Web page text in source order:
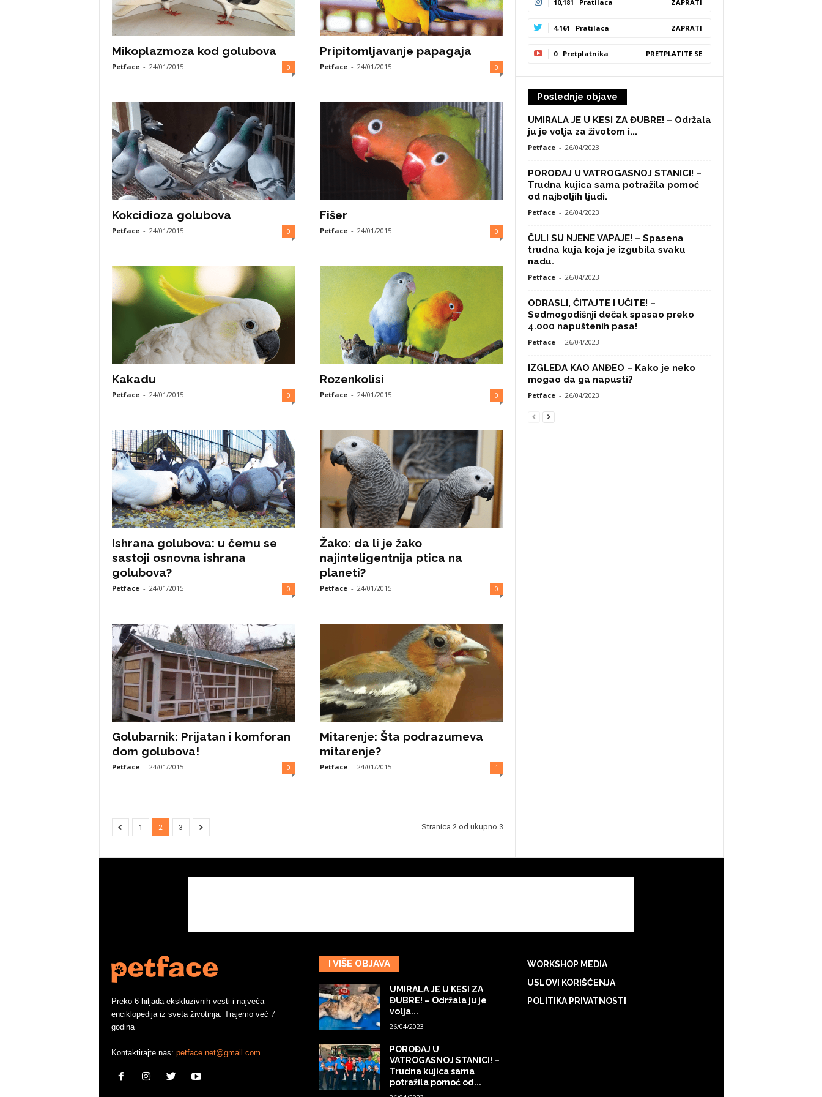
Mikoplazmoza kod golubova
Petface - 24/01/2015 0
Pripitomljavanje papagaja
Petface - 24/01/2015 0
Kokcidioza golubova
Petface - 24/01/2015 0
Fišer
Petface - 24/01/2015 0
Kakadu
Petface - 24/01/2015 0
Rozenkolisi
Petface - 24/01/2015 0
Ishrana golubova: u čemu se
sastoji osnovna ishrana
golubova?
Petface - 24/01/2015 0
Žako: da li je žako
najinteligentnija ptica na
planeti?
Petface - 24/01/2015 0
Golubarnik: Prijatan i komforan
dom golubova!
Petface - 24/01/2015 0
Mitarenje: Šta podrazumeva
mitarenje?
Petface - 24/01/2015 1
1 2 3 Stranica 2 od ukupno 3
10,181 Pratilaca ZAPRATI
4,161 Pratilaca ZAPRATI
0 Pretplatnika PRETPLATITE SE
Poslednje objave
UMIRALA JE U KESI ZA ĐUBRE! – Održala
ju je volja za životom i...
Petface - 26/04/2023
POROĐAJ U VATROGASNOJ STANICI! –
Trudna kujica sama potražila pomoć
od najboljih ljudi.
Petface - 26/04/2023
ČULI SU NJENE VAPAJE! – Spasena
trudna kuja koja je izgubila svaku
nadu.
Petface - 26/04/2023
ODRASLI, ČITAJTE I UČITE! –
Sedmogodišnji dečak spasao preko
4.000 napuštenih pasa!
Petface - 26/04/2023
IZGLEDA KAO ANĐEO – Kako je neko
mogao da ga napusti?
Petface - 26/04/2023
Preko 6 hiljada ekskluzivnih vesti i najveća
enciklopedija iz sveta životinja. Trajemo već 7
godina
Kontaktirajte nas: petface.net@gmail.com
I VIŠE OBJAVA
UMIRALA JE U KESI ZA
ĐUBRE! – Održala ju je
volja...
26/04/2023
POROĐAJ U
VATROGASNOJ STANICI! –
Trudna kujica sama
potražila pomoć od...
WORKSHOP MEDIA
USLOVI KORIŠĆENJA
POLITIKA PRIVATNOSTI